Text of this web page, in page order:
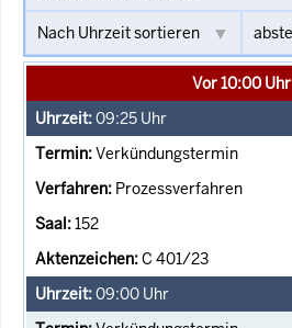
Vor 10:00 Uhr
09:25 Uhr
Verkündungstermin
Prozessverfahren
152
C 401/23
09:00 Uhr